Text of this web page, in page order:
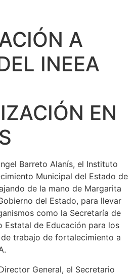
A
INEEA
EN
Barreto Alanís, el Instituto
Municipal del Estado de
de la mano de Margarita
del Estado, para llevar
como la Secretaría de
Estatal de Educación para los
trabajo de fortalecimiento a
General, el Secretario